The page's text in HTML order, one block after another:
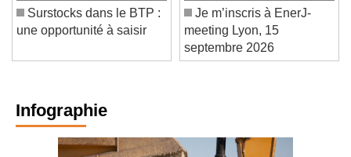
Surstocks dans le BTP :
Je m’inscris à EnerJ-
meeting Lyon, 15
septembre 2026
Infographie